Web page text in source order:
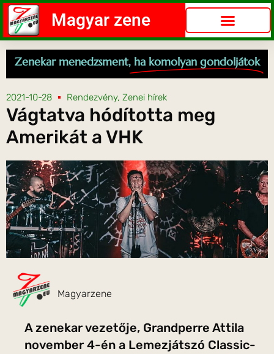
Magyar zene
Zenekar menedzsment, ha komolyan gondoljátok
2021-10-28 Rendezvény, Zenei hírek
Vágtatva hódította meg
Amerikát a VHK
Magyarzene
A zenekar vezetője, Grandperre Attila
november 4-én a Lemezjátszó Classic-